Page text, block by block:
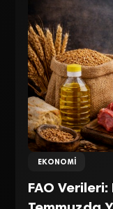
EKONOMI
FAO Verileri: